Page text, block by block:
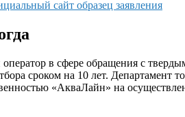
сайт образец заявления
в сфере обращения с
сроком на 10 лет. Департамент
«АкваЛайн» на